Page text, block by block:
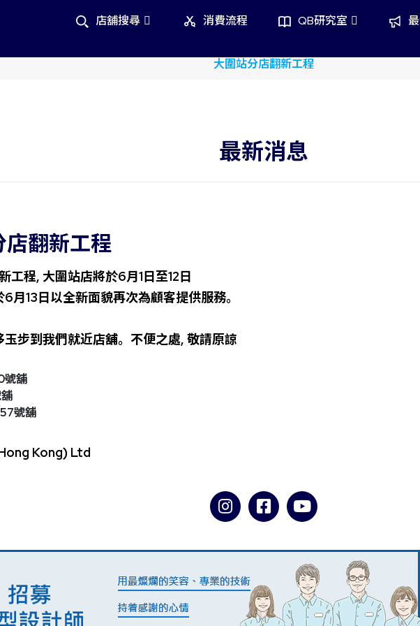
店舖搜尋 消費流程 QB研究室
大圍站分店翻新工程
sim Credit Card x QB House 限時單剪半價優惠
最新消息
店翻新工程
工程, 大圍站店將於6月1日至12日
6月13日以全新面貌再次為顧客提供服務。
玉步到我們就近店舖。不便之處, 敬請原諒
號舖
號舖
Kong) Ltd